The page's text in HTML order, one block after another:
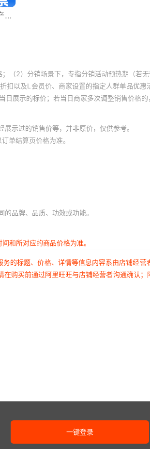
（2）分销场景下，专指分销活动预热期（若
以及L会员价、商家设置的指定人群单品优
展示的标价；若当日商家多次调整销售价格的
示过的销售价等，并非原价，仅供参考。
单结算页价格为准。
品牌、品质、功效或功能。
和所对应的商品价格为准。
的标题、价格、详情等信息内容系由店铺经
购买前通过阿里旺旺与店铺经营者沟通确认
一键登录